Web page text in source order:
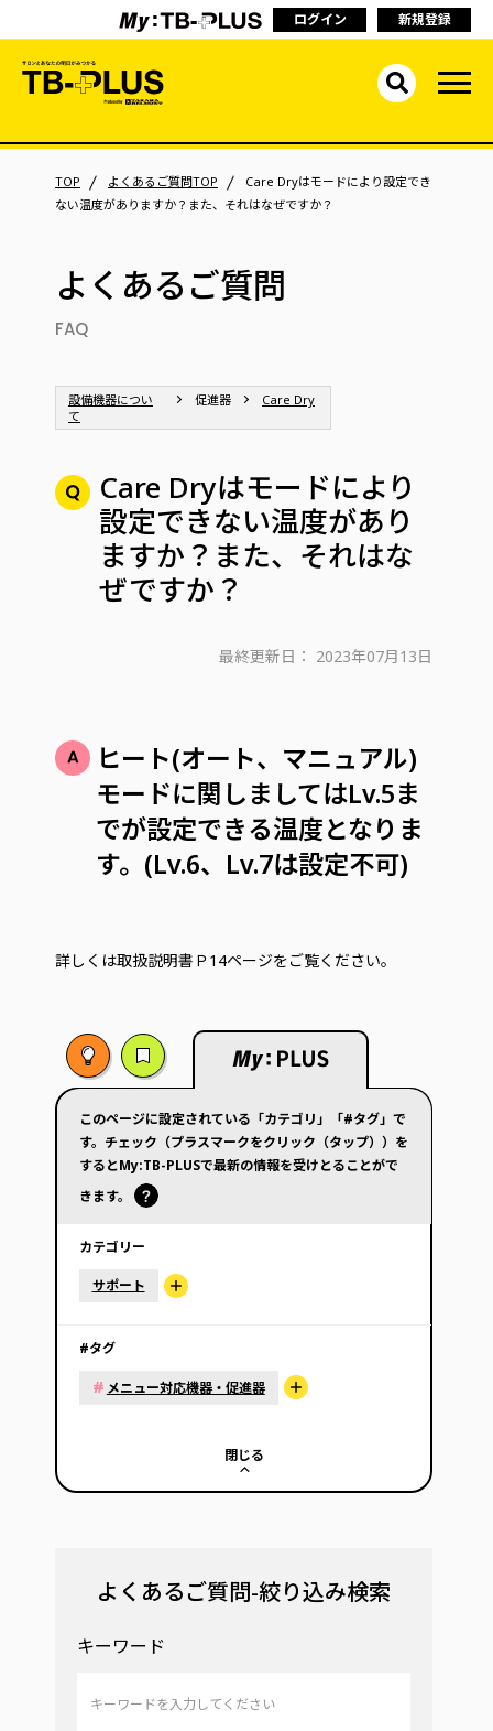
ログイン 新規登録
TOP よくあるご質問TOP
Care Dryはモードにより設定でき
ない温度がありますか？また、それはなぜですか？
よくあるご質問
FAQ
設備機器につい
て
促進器 Care Dry
Care Dryはモードにより
設定できない温度があり
ますか？また、それはな
ぜですか？
最終更新日： 2023年07月13日
ヒート(オート、マニュアル)
モードに関しましてはLv.5ま
でが設定できる温度となりま
す。(Lv.6、Lv.7は設定不可)
詳しくは取扱説明書Ｐ14ページをご覧ください。
このページに設定されている「カテゴリ」「#タグ」で
す。チェック（プラスマークをクリック（タップ））を
するとMy:TB-PLUSで最新の情報を受けとることがで
きます。
カテゴリー
サポート
#タグ
# メニュー対応機器・促進器
閉じる
よくあるご質問-絞り込み検索
キーワード